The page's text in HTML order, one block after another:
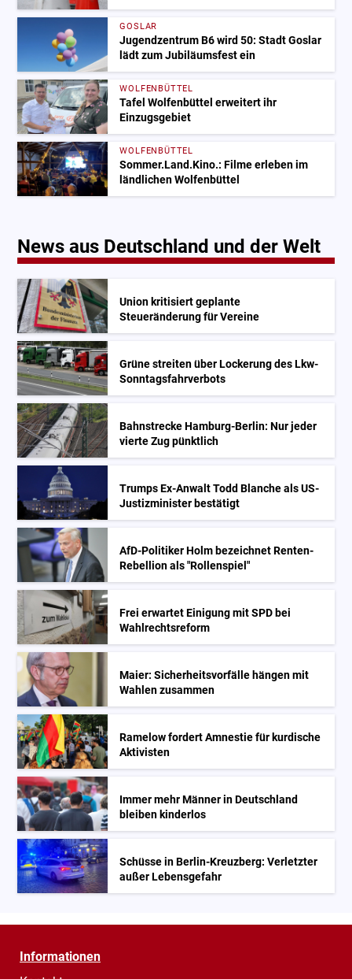
GOSLAR
Jugendzentrum B6 wird 50: Stadt Goslar
lädt zum Jubiläumsfest ein
WOLFENBÜTTEL
Tafel Wolfenbüttel erweitert ihr
Einzugsgebiet
WOLFENBÜTTEL
Sommer.Land.Kino.: Filme erleben im
ländlichen Wolfenbüttel
News aus Deutschland und der Welt
Union kritisiert geplante
Steueränderung für Vereine
Grüne streiten über Lockerung des Lkw-
Sonntagsfahrverbots
Bahnstrecke Hamburg-Berlin: Nur jeder
vierte Zug pünktlich
Trumps Ex-Anwalt Todd Blanche als US-
Justizminister bestätigt
AfD-Politiker Holm bezeichnet Renten-
Rebellion als "Rollenspiel"
Frei erwartet Einigung mit SPD bei
Wahlrechtsreform
Maier: Sicherheitsvorfälle hängen mit
Wahlen zusammen
Ramelow fordert Amnestie für kurdische
Aktivisten
Immer mehr Männer in Deutschland
bleiben kinderlos
Schüsse in Berlin-Kreuzberg: Verletzter
außer Lebensgefahr
Informationen